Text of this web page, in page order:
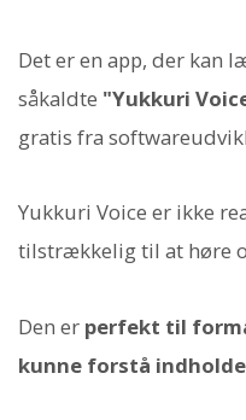
Det er en app, der kan
såkaldte "Yukkuri
gratis fra
Yukkuri Voice er ikke
tilstrækkelig til at høre
Den er perfekt til
kunne forstå